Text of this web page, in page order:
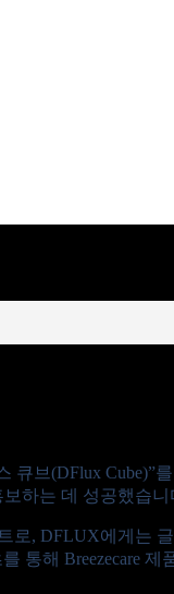
브(DFlux Cube)”
하는 데 성공했습니
로, DFLUX에게는
통해 Breezecare